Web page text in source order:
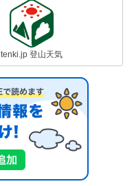
tenki.jp 登山天気